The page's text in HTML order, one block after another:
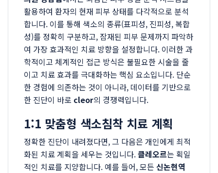
활용하여 환자의 현재 피부 상태를 다각적으로 분석
합니다. 이를 통해 색소의 종류(표피성, 진피성, 복합
성)를 정확히 구분하고, 잠재된 피부 문제까지 파악하
여 가장 효과적인 치료 방향을 설정합니다. 이러한 과
학적이고 체계적인 접근 방식은 불필요한 시술을 줄
이고 치료 효과를 극대화하는 핵심 요소입니다. 단순
한 경험에 의존하는 것이 아니라, 데이터를 기반으로
한 진단이 바로 cleor의 경쟁력입니다.
1:1 맞춤형 색소침착 치료 계획
정확한 진단이 내려졌다면, 그 다음은 개인에게 최적
화된 치료 계획을 세우는 것입니다.클레오르는 획일
적인 치료를 지양합니다. 예를 들어, 모든 신논현역